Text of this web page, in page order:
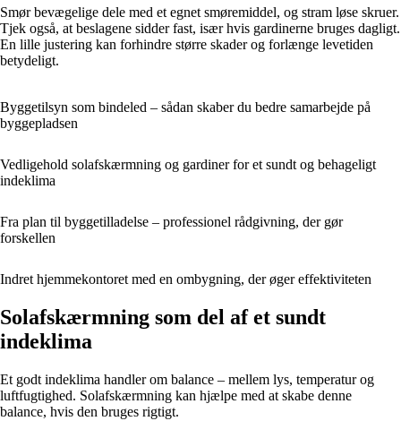
Smør bevægelige dele med et egnet smøremiddel, og stram løse skruer.
Tjek også, at beslagene sidder fast, især hvis gardinerne bruges dagligt.
En lille justering kan forhindre større skader og forlænge levetiden
betydeligt.
Byggetilsyn som bindeled – sådan skaber du bedre samarbejde på
byggepladsen
Vedligehold solafskærmning og gardiner for et sundt og behageligt
indeklima
Fra plan til byggetilladelse – professionel rådgivning, der gør
forskellen
Indret hjemmekontoret med en ombygning, der øger effektiviteten
Solafskærmning som del af et sundt
indeklima
Et godt indeklima handler om balance – mellem lys, temperatur og
luftfugtighed. Solafskærmning kan hjælpe med at skabe denne
balance, hvis den bruges rigtigt.